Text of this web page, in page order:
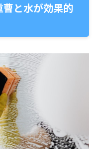
と水が効果的